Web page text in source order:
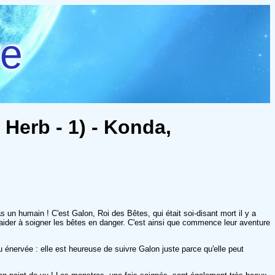
- 1) - Konda,
un humain ! C'est Galon, Roi des Bêtes, qui était soi-disant mort il y a
à soigner les bêtes en danger. C'est ainsi que commence leur aventure
: elle est heureuse de suivre Galon juste parce qu'elle peut